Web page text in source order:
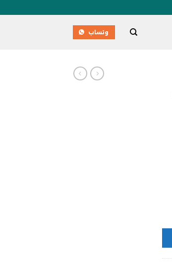
وتساب